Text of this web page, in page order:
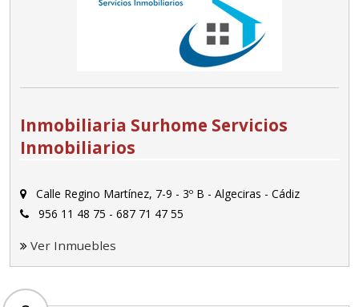
Inmobiliaria Surhome Servicios
Inmobiliarios
Calle Regino Martínez, 7-9 - 3º B - Algeciras - Cádiz
956 11 48 75 - 687 71 47 55
Ver Inmuebles